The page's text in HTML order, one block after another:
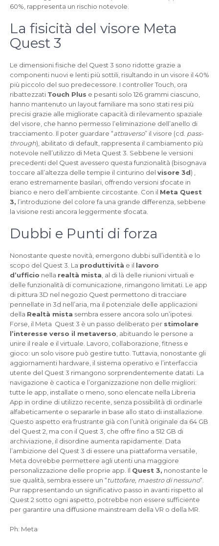
60%, rappresenta un rischio notevole.
La fisicità del visore Meta
Quest 3
Le dimensioni fisiche del Quest 3 sono ridotte grazie a
componenti nuovi e lenti più sottili, risultando in un visore il 40%
più piccolo del suo predecessore. I controller Touch, ora
ribattezzati Touch Plus e pesanti solo 126 grammi ciascuno,
hanno mantenuto un layout familiare ma sono stati resi più
precisi grazie alle migliorate capacità di rilevamento spaziale
del visore, che hanno permesso l’eliminazione dell’anello di
tracciamento. Il poter guardare “attraverso” il visore (cd. pass-
through), abilitato di default, rappresenta il cambiamento più
notevole nell’utilizzo di Meta Quest 3. Sebbene le versioni
precedenti del Quest avessero questa funzionalità (bisognava
toccare all’altezza delle tempie il cinturino del visore 3d) ,
erano estremamente basilari, offrendo versioni sfocate in
bianco e nero dell’ambiente circostante. Con il Meta Quest
3, l’introduzione del colore fa una grande differenza, sebbene
la visione resti ancora leggermente sfocata.
Dubbi e Punti di forza
Nonostante queste novità, emergono dubbi sull’identità e lo
scopo del Quest 3. La produttività e il lavoro
d’ufficio nella realtà mista , al di là delle riunioni virtuali e
delle funzionalità di comunicazione, rimangono limitati. Le app
di pittura 3D nel negozio Quest permettono di tracciare
pennellate in 3d nell’aria, ma il potenziale delle applicazioni
della Realtà mista sembra essere ancora solo un’ipotesi.
Forse, il Meta Quest 3 è un passo deliberato per stimolare
l’interesse verso il metaverso , abituando le persone a
unire il reale e il virtuale. Lavoro, collaborazione, fitness e
gioco: un solo visore può gestire tutto. Tuttavia, nonostante gli
aggiornamenti hardware, il sistema operativo e l’interfaccia
utente del Quest 3 rimangono sorprendentemente datati. La
navigazione è caotica e l’organizzazione non delle migliori:
tutte le app, installate o meno, sono elencate nella Libreria
App in ordine di utilizzo recente, senza possibilità di ordinarle
alfabeticamente o separarle in base allo stato di installazione.
Questo aspetto era frustrante già con l’unità originale da 64 GB
del Quest 2, ma con il Quest 3, che offre fino a 512 GB di
archiviazione, il disordine aumenta rapidamente. Data
l’ambizione del Quest 3 di essere una piattaforma versatile,
Meta dovrebbe permettere agli utenti una maggiore
personalizzazione delle proprie app. Il Quest 3, nonostante le
sue qualità, sembra essere un “tuttofare, maestro di nessuno“.
Pur rappresentando un significativo passo in avanti rispetto al
Quest 2 sotto ogni aspetto, potrebbe non essere sufficiente
per garantire una diffusione mainstream della VR o della MR.
Ph: Meta